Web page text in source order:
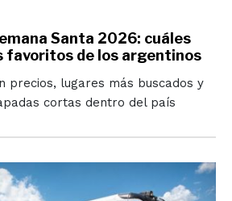
Santa 2026: cuáles
favoritos de los argentinos
precios, lugares más buscados y
cortas dentro del país